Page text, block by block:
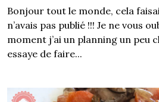
Bonjour tout le monde, cela
n’avais pas publié !!! Je ne vous
moment j’ai un planning un peu
essaye de faire...